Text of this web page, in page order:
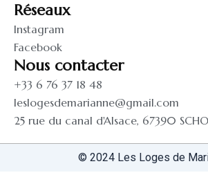
Nous contacter
+33 6 76 37 18 48
leslogesdemarianne@gmail.com
25 rue du canal d'Alsace, 67390
Réseaux
Instagram
Facebook
©️ 2024 Les Loges de